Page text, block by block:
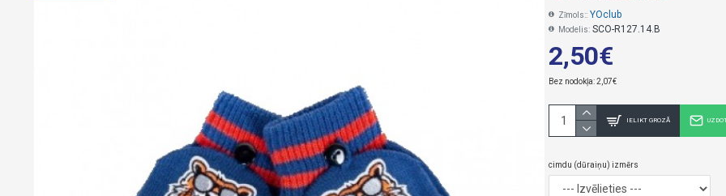
2,50€
Bez nodokļa: 2,07€
Zīmols:: YOclub
Modelis: SCO-R127.14.B
cimdu (dūraiņu) izmērs
IELIKT GROZĀ